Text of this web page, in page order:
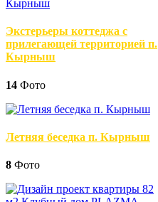
Экстерьеры коттеджа с
прилегающей территорией п.
Кырныш
14 Фото
Летняя беседка п. Кырныш
8 Фото